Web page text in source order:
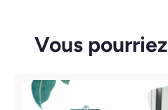
Vous pourriez